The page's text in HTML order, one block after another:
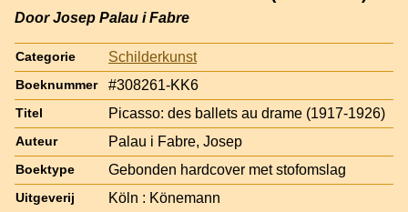
Door Josep Palau i Fabre
Categorie Schilderkunst
Boeknummer #308261-KK6
Titel Picasso: des ballets au drame (1917-1926)
Auteur Palau i Fabre, Josep
Boektype Gebonden hardcover met stofomslag
Uitgeverij Köln : Könemann